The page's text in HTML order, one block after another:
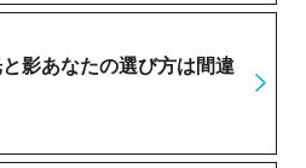
影あなたの選び方は間違